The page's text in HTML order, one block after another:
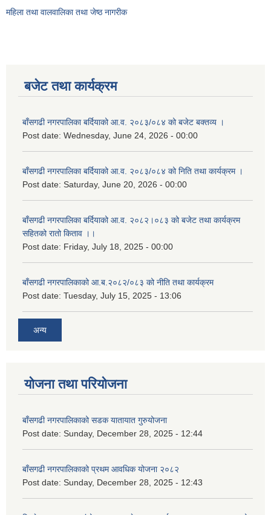
महिला तथा वालवालिका तथा जेष्ठ नागरीक
बजेट तथा कार्यक्रम
बाँसगढी नगरपालिका बर्दियाको आ.व. २०८३/०८४ को बजेट बक्तव्य ।
Post date: Wednesday, June 24, 2026 - 00:00
बाँसगढी नगरपालिका बर्दियाको आ.व. २०८३/०८४ को निति तथा कार्यक्रम ।
Post date: Saturday, June 20, 2026 - 00:00
बाँसगढी नगरपालिका बर्दियाको आ.व. २०८२।०८३ को बजेट तथा कार्यक्रम
सहितको रातो किताव ।।
Post date: Friday, July 18, 2025 - 00:00
बाँसगढी नगरपालिकाको आ.ब.२०८२/०८३ को नीति तथा कार्यक्रम
Post date: Tuesday, July 15, 2025 - 13:06
अन्य
योजना तथा परियोजना
बाँसगढी नगरपालिकाको सडक यातायात गुरुयोजना
Post date: Sunday, December 28, 2025 - 12:44
बाँसगढी नगरपालिकाको प्रथम आवधिक योजना २०८२
Post date: Sunday, December 28, 2025 - 12:43